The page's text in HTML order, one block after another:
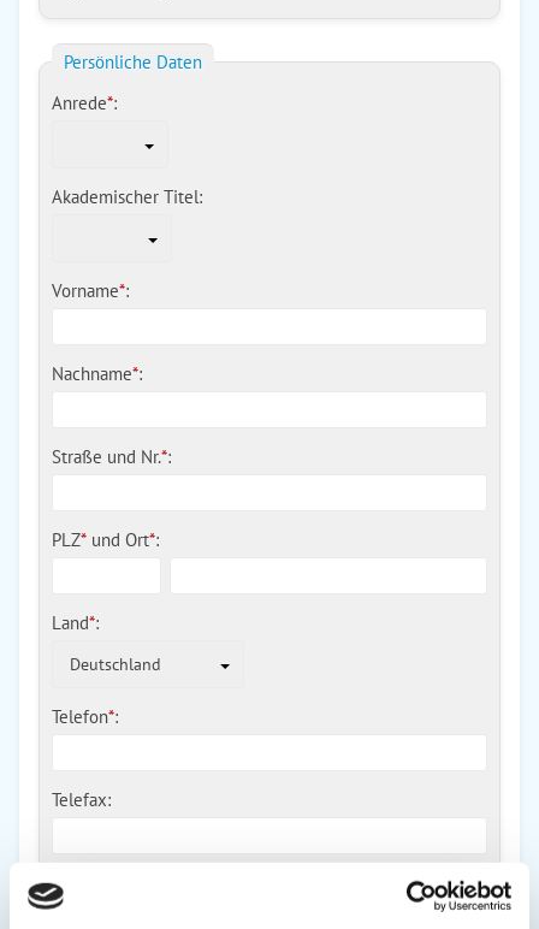
Persönliche Daten
Anrede*:
Akademischer Titel:
Vorname*:
Nachname*:
Straße und Nr.*:
PLZ* und Ort*:
Land*:
Deutschland
Telefon*:
Telefax:
Mobil: